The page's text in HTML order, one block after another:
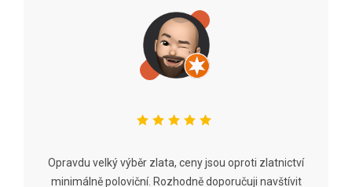
Opravdu velký výběr zlata, ceny jsou oproti zlatnictví
minimálně poloviční. Rozhodně doporučuji navštívit